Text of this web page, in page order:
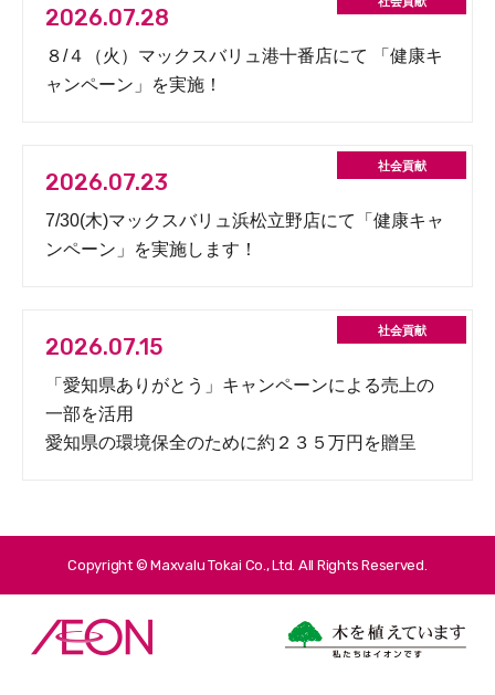
2026.07.28
８/４（火）マックスバリュ港十番店にて 「健康キ
ャンペーン」を実施！
2026.07.23
7/30(木)マックスバリュ浜松立野店にて「健康キャ
ンペーン」を実施します！
2026.07.15
「愛知県ありがとう」キャンペーンによる売上の
一部を活用
愛知県の環境保全のために約２３５万円を贈呈
Copyright © Maxvalu Tokai Co., Ltd. All Rights Reserved.